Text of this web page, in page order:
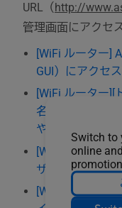
Switch to
online
URL（ http://
管理画面にアクセ
[WiFi ルーター]
GUI）にアクセ
[WiFi ルーター][
名とパスワード
やアプリにログ
[WiFi ルーター
ザー名とパスワ
[Wi-Fi ルーター]